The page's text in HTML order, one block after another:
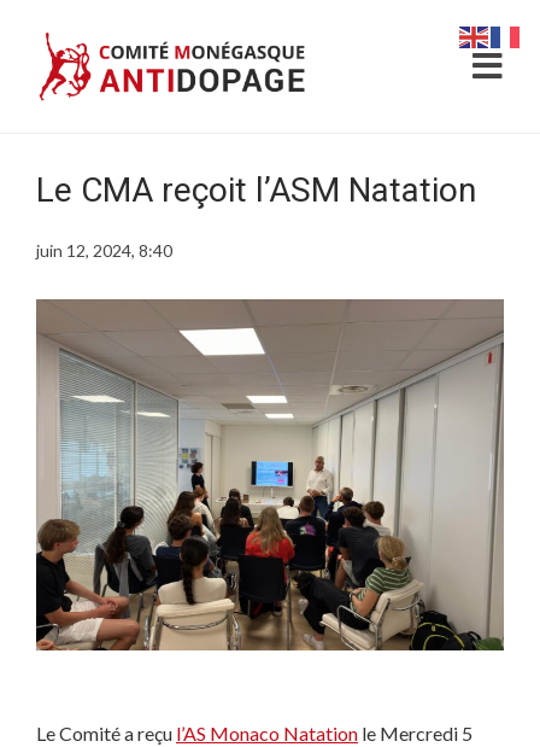
Le CMA reçoit l’ASM Natation
juin 12, 2024, 8:40
Le Comité a reçu l’AS Monaco Natation le Mercredi 5